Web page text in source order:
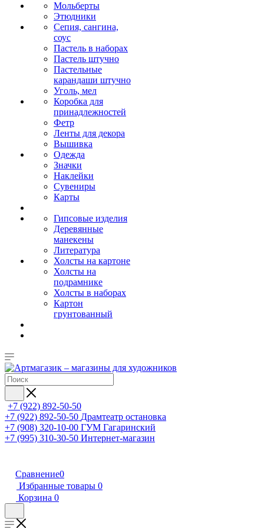
Мольберты
Этюдники
Сепия, сангина,
соус
Пастель в наборах
Пастель штучно
Пастельные
карандаши штучно
Уголь, мел
Коробка для
принадлежностей
Фетр
Ленты для декора
Вышивка
Одежда
Значки
Наклейки
Сувениры
Карты
Гипсовые изделия
Деревянные
манекены
Литература
Холсты на картоне
Холсты на
подрамнике
Холсты в наборах
Картон
грунтованный
+7 (922) 892-50-50
+7 (922) 892-50-50 Драмтеатр остановка
+7 (908) 320-10-00 ГУМ Гагаринский
+7 (995) 310-30-50 Интернет-магазин
Сравнение0
Избранные товары 0
Корзина 0